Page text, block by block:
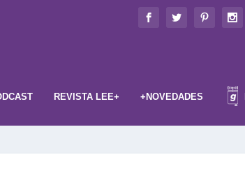
REVISTA LEE+ +NOVEDADES